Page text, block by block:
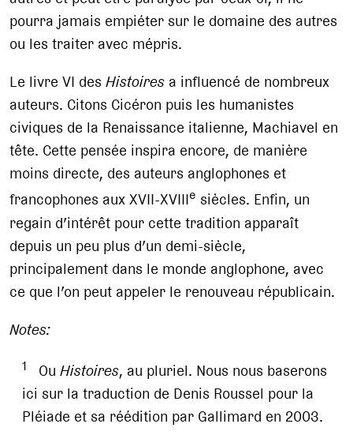
pourra jamais empiéter sur le domaine des autres
ou les traiter avec mépris.
Le livre VI desHistoires a influencé de nombreux
auteurs. Citons Cicéron puis les humanistes
civiques de la Renaissance italienne, Machiavel en
tête. Cette pensée inspira encore, de manière
moins directe, des auteurs anglophones et
francophones aux XVII-XVIIIe siècles. Enfin, un
regain d’intérêt pour cette tradition apparaît
depuis un peu plus d’un demi-siècle,
principalement dans le monde anglophone, avec
ce que l’on peut appeler le renouveau républicain.
Notes:
1 Ou Histoires, au pluriel. Nous nous baserons
ici sur la traduction de Denis Roussel pour la
Pléiade et sa réédition par Gallimard en 2003.